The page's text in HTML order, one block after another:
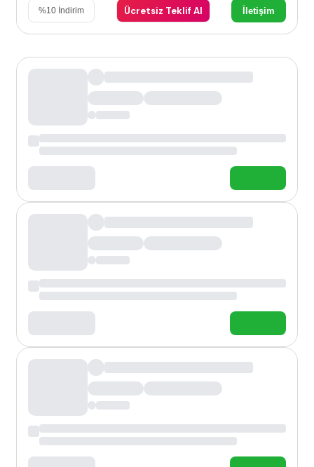
%10 İndirim Ücretsiz Teklif Al İletişim